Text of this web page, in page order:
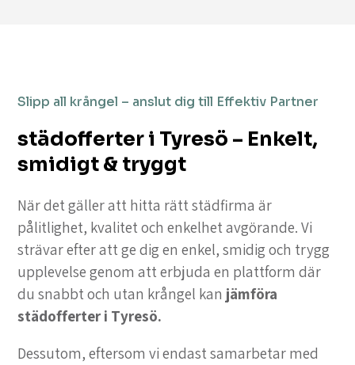
Slipp all krångel – anslut dig till Effektiv Partner
städofferter i Tyresö – Enkelt,
smidigt & tryggt
När det gäller att hitta rätt städfirma är
pålitlighet, kvalitet och enkelhet avgörande. Vi
strävar efter att ge dig en enkel, smidig och trygg
upplevelse genom att erbjuda en plattform där
du snabbt och utan krångel kan jämföra
städofferter i Tyresö.
Dessutom, eftersom vi endast samarbetar med